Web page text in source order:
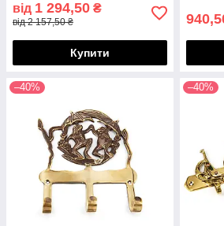
від 1 294,50 ₴
від 2 157,50 ₴
Купити
–40% –40%